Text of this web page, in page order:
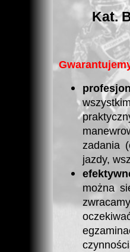
Kat.
zadania
jazdy,
można